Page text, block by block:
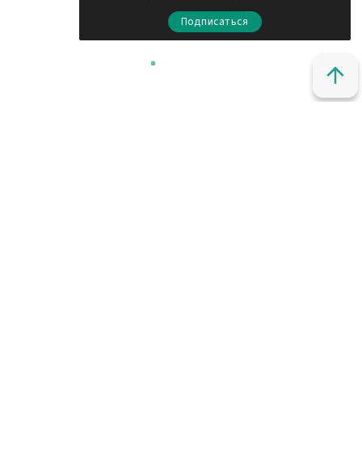
Подписаться